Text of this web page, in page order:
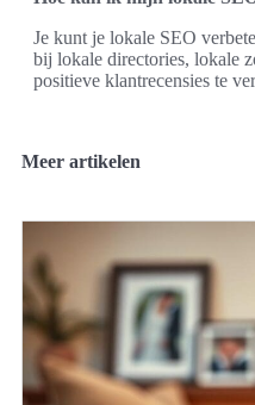
Je kunt je lokale SEO
bij lokale directories, lokale
positieve klantrecensies te
Meer artikelen